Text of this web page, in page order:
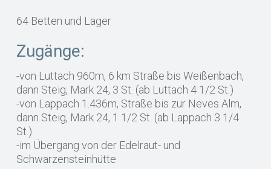
64 Betten und Lager
Zugänge:
-von Luttach 960m, 6 km Straße bis Weißenbach,
dann Steig, Mark 24, 3 St. (ab Luttach 4 1/2 St.)
-von Lappach 1.436m, Straße bis zur Neves Alm,
dann Steig, Mark 24, 1 1/2 St. (ab Lappach 3 1/4
St.)
-im Übergang von der Edelraut- und
Schwarzensteinhütte